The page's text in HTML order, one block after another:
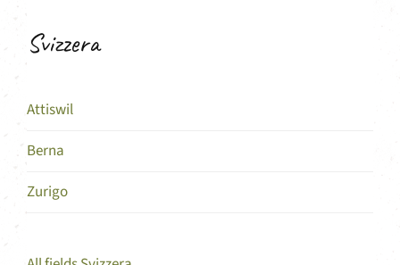
Svizzera
Attiswil
Berna
Zurigo